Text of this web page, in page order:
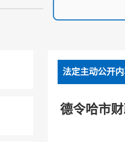
法定主动公开
德令哈市